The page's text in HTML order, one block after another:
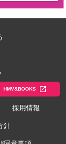
HMV&BOOKS
採用情報
針